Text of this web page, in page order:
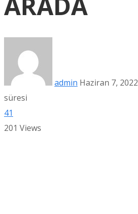
admin Haziran 7, 2022
süresi
41
201 Views